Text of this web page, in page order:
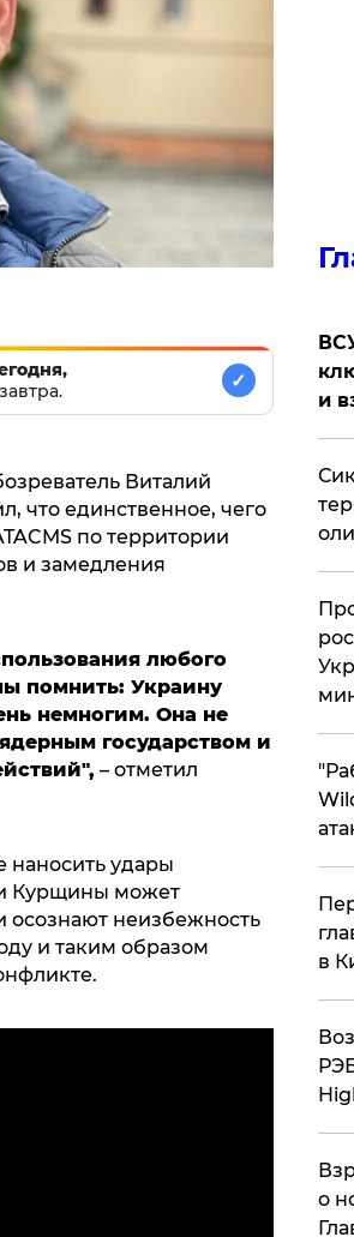
✓
Виталий
что единственное, чего
по территории
и замедления
любого
помнить: Украину
немногим. Она не
государством и
– отметил
наносить удары
Курщины может
осознают неизбежность
и таким образом
и
в
о